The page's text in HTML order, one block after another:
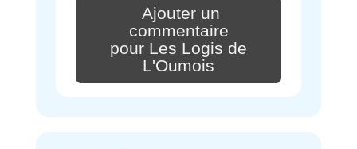
Ajouter un
commentaire
pour Les Logis de
L'Oumois